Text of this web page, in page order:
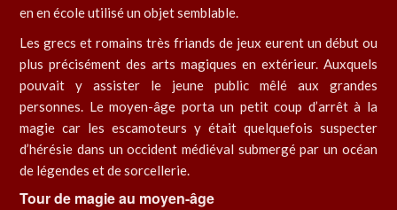
en en école utilisé un objet semblable.
Les grecs et romains très friands de jeux eurent un début ou
plus précisément des arts magiques en extérieur. Auxquels
pouvait y assister le jeune public mêlé aux grandes
personnes. Le moyen-âge porta un petit coup d’arrêt à la
magie car les escamoteurs y était quelquefois suspecter
d’hérésie dans un occident médiéval submergé par un océan
de légendes et de sorcellerie.
Tour de magie au moyen-âge